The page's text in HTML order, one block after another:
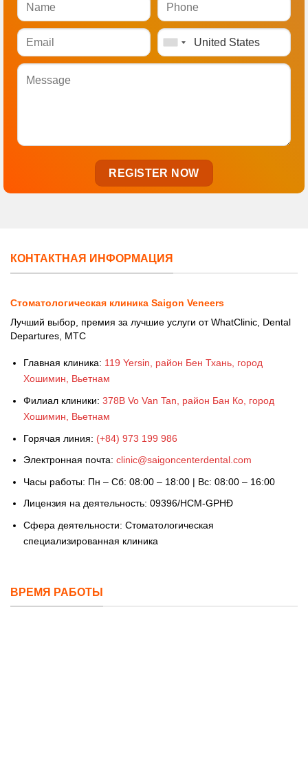
КОНТАКТНАЯ ИНФОРМАЦИЯ
Стоматологическая клиника Saigon Veneers
Лучший выбор, премия за лучшие услуги от WhatClinic, Dental
Departures, MTC
Главная клиника: 119 Yersin, район Бен Тхань, город
Хошимин, Вьетнам
Филиал клиники: 378B Vo Van Tan, район Бан Ко, город
Хошимин, Вьетнам
Горячая линия: (+84) 973 199 986
Электронная почта: clinic@saigoncenterdental.com
Часы работы: Пн – Сб: 08:00 – 18:00 | Вс: 08:00 – 16:00
Лицензия на деятельность: 09396/HCM-GPHĐ
Сфера деятельности: Стоматологическая
специализированная клиника
ВРЕМЯ РАБОТЫ